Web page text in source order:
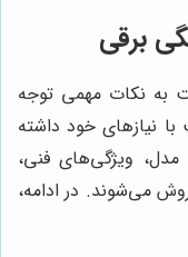
برقی
به نکات مهمی توجه
نیازهای خود داشته
مدل، ویژگی‌های فنی،
می‌شوند. در ادامه،